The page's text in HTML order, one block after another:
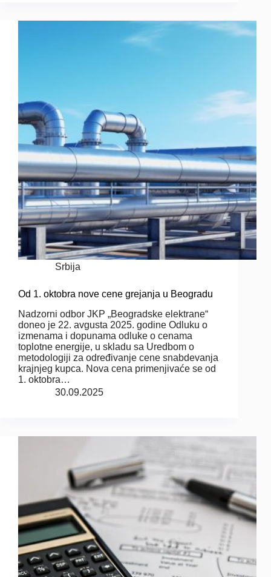
Srbija
Od 1. oktobra nove cene grejanja u Beogradu
Nadzorni odbor JKP „Beogradske elektrane“
doneo je 22. avgusta 2025. godine Odluku o
izmenama i dopunama odluke o cenama
toplotne energije, u skladu sa Uredbom o
metodologiji za određivanje cene snabdevanja
krajnjeg kupca. Nova cena primenjivaće se od
1. oktobra…
30.09.2025